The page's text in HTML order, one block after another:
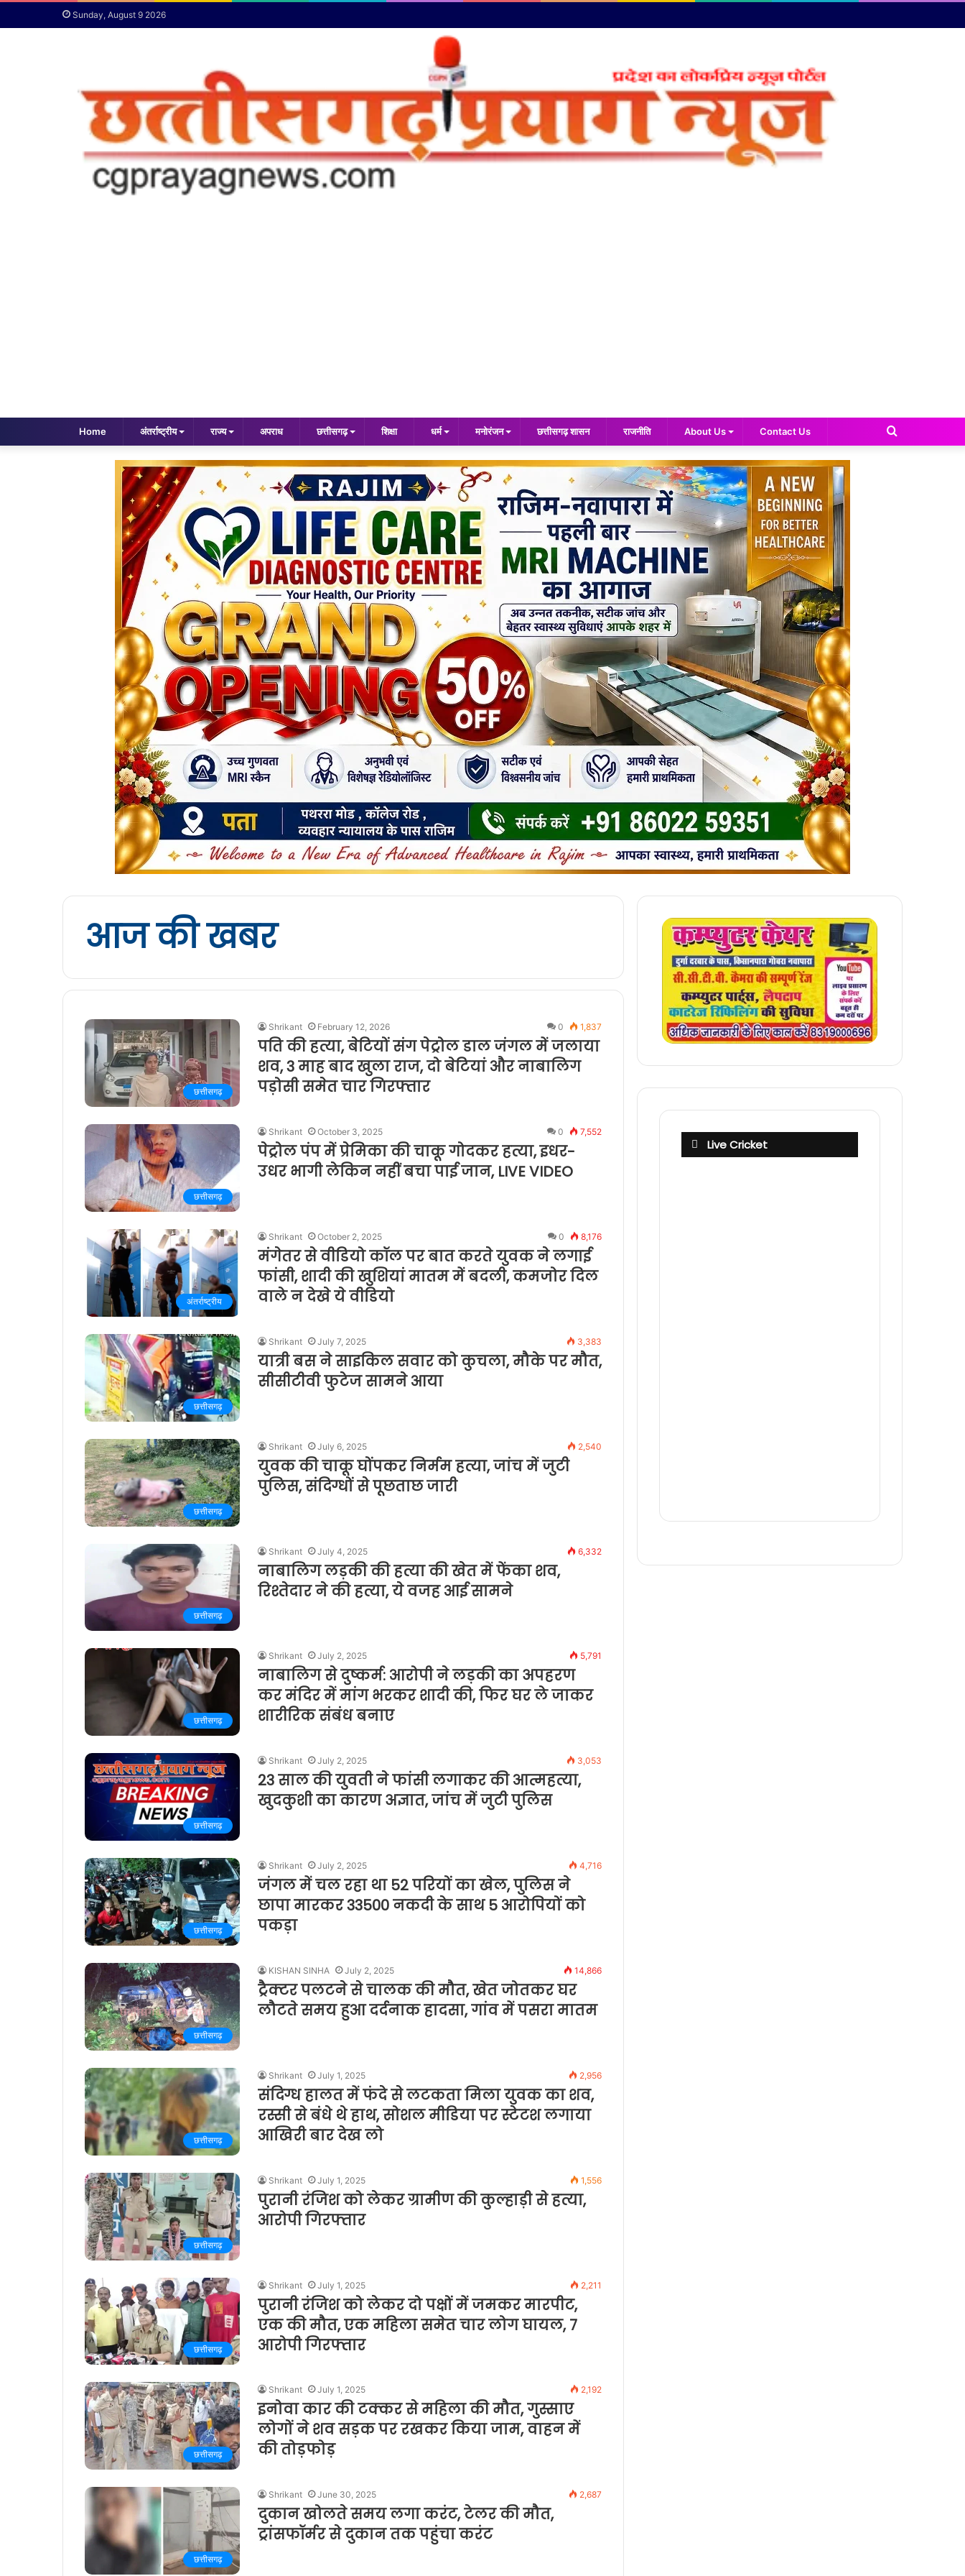
Sunday, August 9 2026
Home अंतर्राष्ट्रीय राज्य अपराध छत्तीसगढ़ शिक्षा धर्म मनोरंजन छत्तीसगढ़ शासन राजनीति About Us Contact Us
Search
आज की खबर
छत्तीसगढ़
Shrikant February 12, 2026 0 1,837
पति की हत्या, बेटियों संग पेट्रोल डाल जंगल में जलाया
शव, 3 माह बाद खुला राज, दो बेटियां और नाबालिग
पड़ोसी समेत चार गिरफ्तार
छत्तीसगढ़
Shrikant October 3, 2025 0 7,552
पेट्रोल पंप में प्रेमिका की चाकू गोदकर हत्या, इधर-
उधर भागी लेकिन नहीं बचा पाई जान, LIVE VIDEO
अंतर्राष्ट्रीय
Shrikant October 2, 2025 0 8,176
मंगेतर से वीडियो कॉल पर बात करते युवक ने लगाई
फांसी, शादी की खुशियां मातम में बदली, कमजोर दिल
वाले न देखे ये वीडियो
छत्तीसगढ़
Shrikant July 7, 2025 3,383
यात्री बस ने साइकिल सवार को कुचला, मौके पर मौत,
सीसीटीवी फुटेज सामने आया
छत्तीसगढ़
Shrikant July 6, 2025 2,540
युवक की चाकू घोंपकर निर्मम हत्या, जांच में जुटी
पुलिस, संदिग्धों से पूछताछ जारी
छत्तीसगढ़
Shrikant July 4, 2025 6,332
नाबालिग लड़की की हत्या की खेत में फेंका शव,
रिश्तेदार ने की हत्या, ये वजह आई सामने
छत्तीसगढ़
Shrikant July 2, 2025 5,791
नाबालिग से दुष्कर्म: आरोपी ने लड़की का अपहरण
कर मंदिर में मांग भरकर शादी की, फिर घर ले जाकर
शारीरिक संबंध बनाए
छत्तीसगढ़
Shrikant July 2, 2025 3,053
23 साल की युवती ने फांसी लगाकर की आत्महत्या,
खुदकुशी का कारण अज्ञात, जांच में जुटी पुलिस
छत्तीसगढ़
Shrikant July 2, 2025 4,716
जंगल में चल रहा था 52 परियों का खेल, पुलिस ने
छापा मारकर 33500 नकदी के साथ 5 आरोपियों को
पकड़ा
छत्तीसगढ़
KISHAN SINHA July 2, 2025 14,866
ट्रैक्टर पलटने से चालक की मौत, खेत जोतकर घर
लौटते समय हुआ दर्दनाक हादसा, गांव में पसरा मातम
छत्तीसगढ़
Shrikant July 1, 2025 2,956
संदिग्ध हालत में फंदे से लटकता मिला युवक का शव,
रस्सी से बंधे थे हाथ, सोशल मीडिया पर स्टेटश लगाया
आखिरी बार देख लो
छत्तीसगढ़
Shrikant July 1, 2025 1,556
पुरानी रंजिश को लेकर ग्रामीण की कुल्हाड़ी से हत्या,
आरोपी गिरफ्तार
छत्तीसगढ़
Shrikant July 1, 2025 2,211
पुरानी रंजिश को लेकर दो पक्षों में जमकर मारपीट,
एक की मौत, एक महिला समेत चार लोग घायल, 7
आरोपी गिरफ्तार
छत्तीसगढ़
Shrikant July 1, 2025 2,192
इनोवा कार की टक्कर से महिला की मौत, गुस्साए
लोगों ने शव सड़क पर रखकर किया जाम, वाहन में
की तोड़फोड़
छत्तीसगढ़
Shrikant June 30, 2025 2,687
दुकान खोलते समय लगा करंट, टेलर की मौत,
ट्रांसफॉर्मर से दुकान तक पहुंचा करंट
Live Cricket